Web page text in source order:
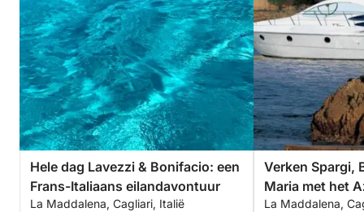
Hele dag Lavezzi & Bonifacio: een
Frans-Italiaans eilandavontuur
La Maddalena, Cagliari, Italië
Verken Spargi,
Maria met het
La Maddalena,